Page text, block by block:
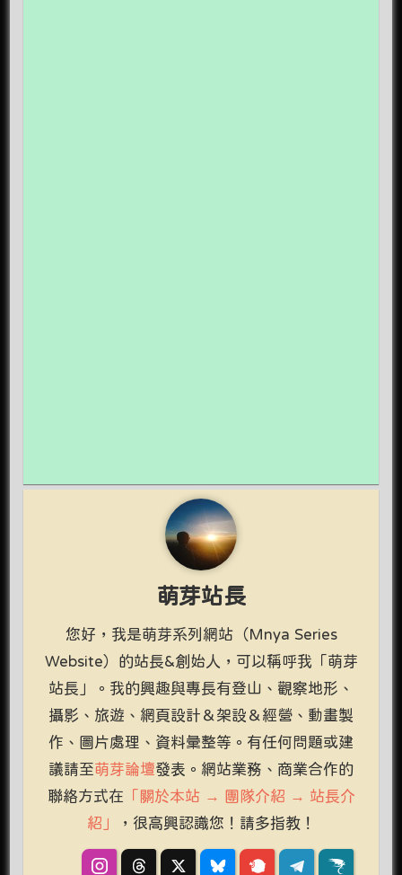
萌芽站長
您好，我是萌芽系列網站（Mnya Series
Website）的站長&創始人，可以稱呼我「萌芽
站長」。我的興趣與專長有登山、觀察地形、
攝影、旅遊、網頁設計＆架設＆經營、動畫製
作、圖片處理、資料彙整等。有任何問題或建
議請至萌芽論壇發表。網站業務、商業合作的
聯絡方式在 「關於本站 → 團隊介紹 → 站長介
紹」
，很高興認識您！請多指教！